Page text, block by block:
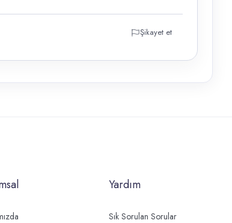
Şikayet et
Yardım
Sık Sorulan Sorular